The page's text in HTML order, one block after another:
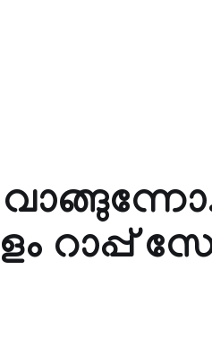
റാപ്പ്